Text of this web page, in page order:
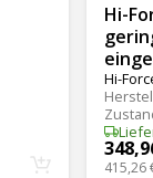
Hi-
Hi-
415,26